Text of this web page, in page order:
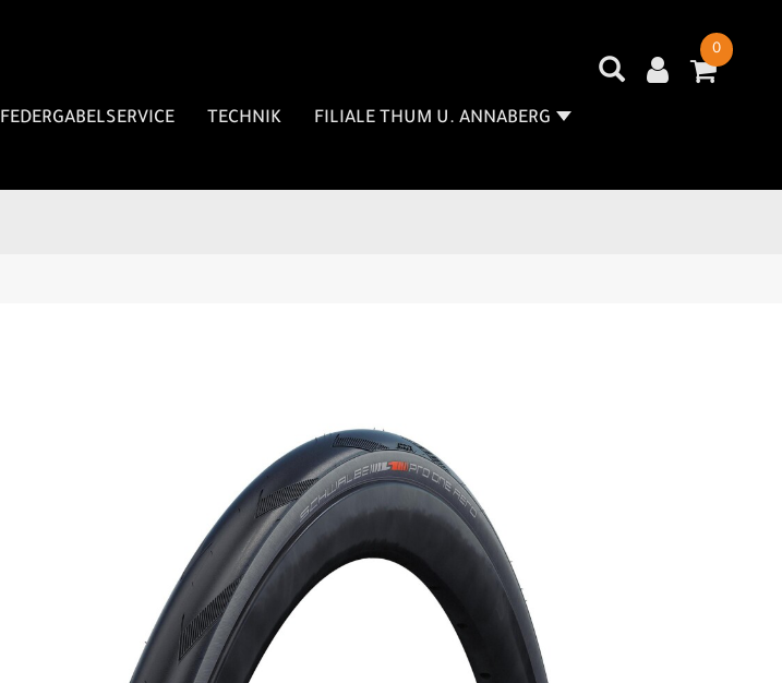
0
FEDERGABELSERVICE TECHNIK FILIALE THUM U. ANNABERG